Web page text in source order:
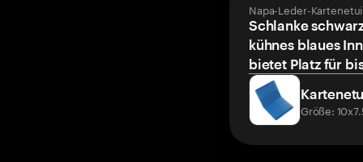
Napa-Leder-
Schlanke
kühnes blaues
bietet Platz für
Größe: